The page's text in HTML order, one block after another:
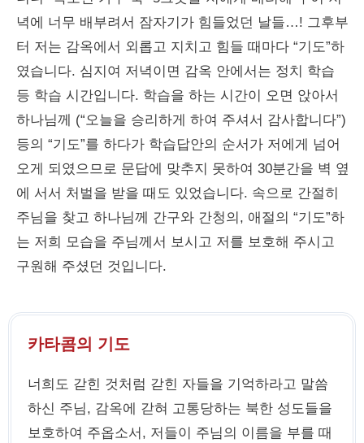
녁에 너무 배부려서 잠자기가 힘들었던 날들…! 그후부
터 저는 감옥에서 외롭고 지치고 힘들 때마다 “기도”하
였습니다. 심지여 저녁이면 감옥 안에서는 정치 학습
등 학습 시간입니다. 학습을 하는 시간이 오면 앉아서
하나님께 (“오늘을 승리하게 하여 주셔서 감사합니다”)
등의 “기도”를 하다가 학습답안의 순서가 저에게 넘어
오게 되였으므로 문답에 맞추지 못하여 30분간을 벽 옆
에 서서 처벌을 받을 때도 있었습니다. 속으로 간절히
주님을 찾고 하나님께 간구와 간청의, 애절의 “기도”하
는 저희 모습을 주님께서 보시고 저를 보호해 주시고
구원해 주셨던 것입니다.
카타콤의 기도
너희도 갇힌 것처럼 갇힌 자들을 기억하라고 말씀
하신 주님, 감옥에 갇혀 고통당하는 북한 성도들을
보호하여 주옵소서, 저들이 주님의 이름을 부를 때